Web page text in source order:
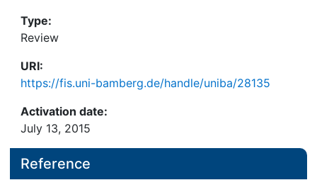
Type:
Review
URI:
https://fis.uni-bamberg.de/handle/uniba/28135
Activation date:
July 13, 2015
Reference